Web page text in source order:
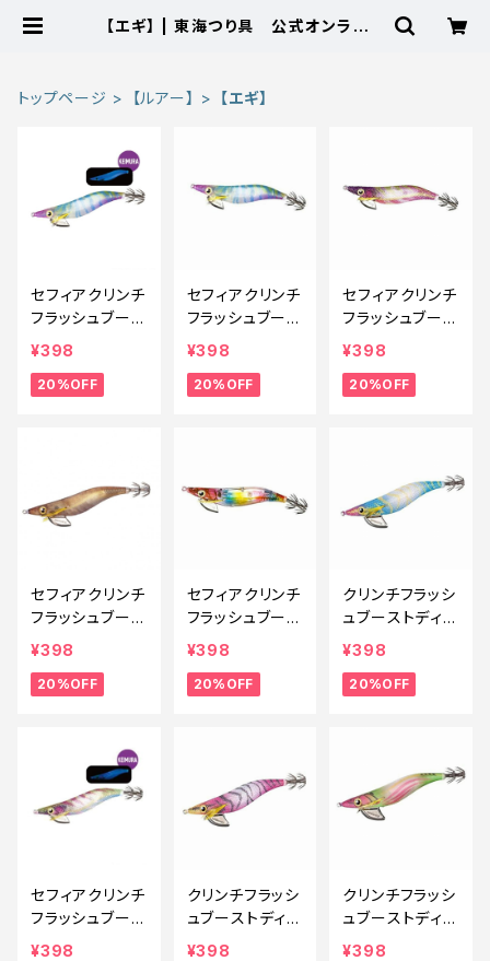
【エギ】 | 東海つり具 公式オンライン
トップページ 【ルアー】 【エギ】
セフィアクリンチ
フラッシュブース
ト QE-X25T 0
ー】【20】
¥398
20%OFF
セフィアクリンチ
フラッシュブース
ト 3号 QE−X30
アー】【20】
¥398
20%OFF
セフィアクリンチ
フラッシュブース
ト 3号 QE-X30
ー】【20】
¥398
20%OFF
セフィアクリンチ
フラッシュブース
ト3.5号 QE−X3
05【特価ルアー】
¥398
20%OFF
セフィアクリンチ
フラッシュブース
ト 3号 QE-X30
ー】【20】
¥398
20%OFF
クリンチフラッシ
ュブーストディー
プ3.5号 QE−D3
0【特価ルアー】
¥398
20%OFF
セフィアクリンチ
フラッシュブース
ト QE-X25T 0
¥398
クリンチフラッシ
ュブーストディー
プ3.5号 QE−D3
¥398
クリンチフラッシ
ュブーストディー
プ3.5号 QE−D3
¥398